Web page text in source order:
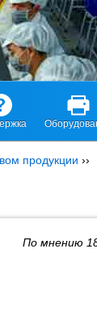
продукции ››
По мнению